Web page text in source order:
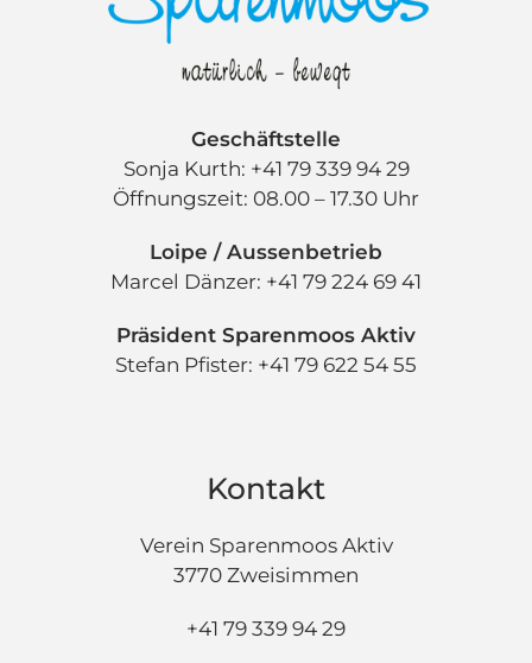
Geschäftstelle
Sonja Kurth: +41 79 339 94 29
Öffnungszeit: 08.00 – 17.30 Uhr
Loipe / Aussenbetrieb
Marcel Dänzer: +41 79 224 69 41
Präsident Sparenmoos Aktiv
Stefan Pfister: +41 79 622 54 55
Kontakt
Verein Sparenmoos Aktiv
3770 Zweisimmen
+41 79 339 94 29